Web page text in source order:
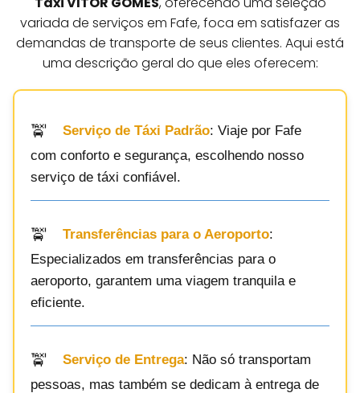
variada de serviços em Fafe, foca em satisfazer as
demandas de transporte de seus clientes. Aqui está
uma descrição geral do que eles oferecem:
Serviço de Táxi Padrão: Viaje por Fafe
com conforto e segurança, escolhendo nosso
serviço de táxi confiável.
Transferências para o Aeroporto:
Especializados em transferências para o
aeroporto, garantem uma viagem tranquila e
eficiente.
Serviço de Entrega: Não só transportam
pessoas, mas também se dedicam à entrega de